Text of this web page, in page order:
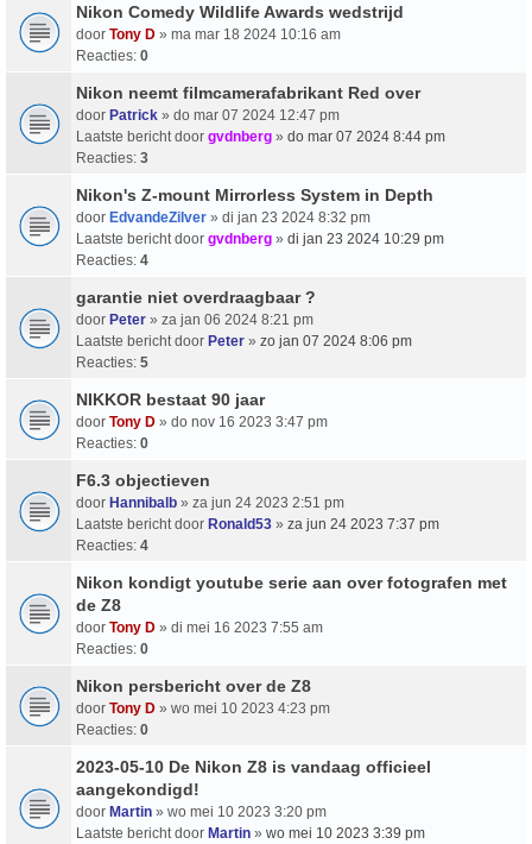
Nikon Comedy Wildlife Awards wedstrijd
door Tony D » ma mar 18 2024 10:16 am
Reacties: 0
Nikon neemt filmcamerafabrikant Red over
door Patrick » do mar 07 2024 12:47 pm
Laatste bericht door gvdnberg » do mar 07 2024 8:44 pm
Reacties: 3
Nikon's Z-mount Mirrorless System in Depth
door EdvandeZilver » di jan 23 2024 8:32 pm
Laatste bericht door gvdnberg » di jan 23 2024 10:29 pm
Reacties: 4
garantie niet overdraagbaar ?
door Peter » za jan 06 2024 8:21 pm
Laatste bericht door Peter » zo jan 07 2024 8:06 pm
Reacties: 5
NIKKOR bestaat 90 jaar
door Tony D » do nov 16 2023 3:47 pm
Reacties: 0
F6.3 objectieven
door Hannibalb » za jun 24 2023 2:51 pm
Laatste bericht door Ronald53 » za jun 24 2023 7:37 pm
Reacties: 4
Nikon kondigt youtube serie aan over fotografen met
de Z8
door Tony D » di mei 16 2023 7:55 am
Reacties: 0
Nikon persbericht over de Z8
door Tony D » wo mei 10 2023 4:23 pm
Reacties: 0
2023-05-10 De Nikon Z8 is vandaag officieel
aangekondigd!
door Martin » wo mei 10 2023 3:20 pm
Laatste bericht door Martin » wo mei 10 2023 3:39 pm